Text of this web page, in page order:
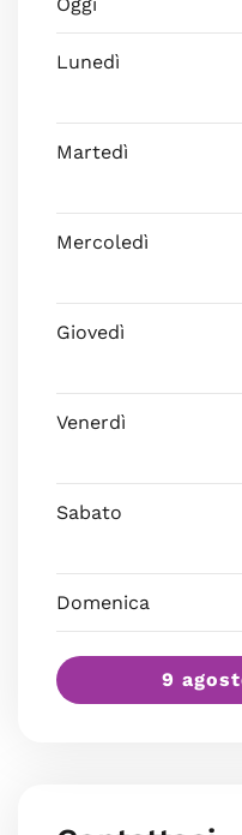
Lunedì
Martedì
Mercoledì
Giovedì
Venerdì
Sabato
Domenica
9